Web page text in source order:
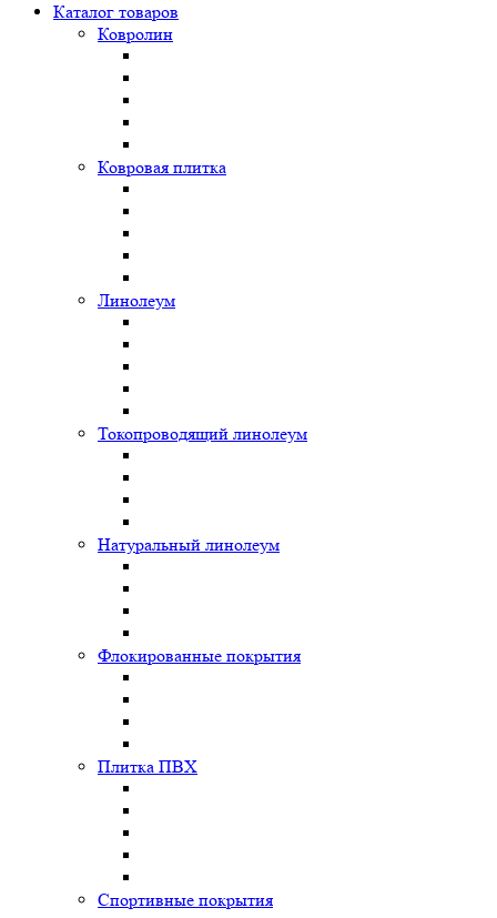
Каталог товаров
Ковролин
Ковровая плитка
Линолеум
Токопроводящий линолеум
Натуральный линолеум
Флокированные покрытия
Плитка ПВХ
Спортивные покрытия